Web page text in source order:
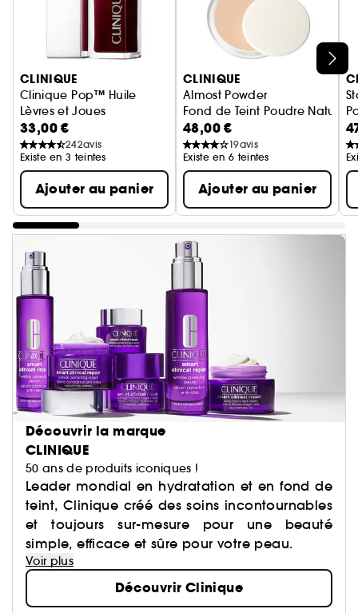
Ignorer le carrousel produits
CLINIQUE
Clinique Pop™ Huile
Lèvres et Joues
Huile pour Lèvres et Joues
33,00 €
242avis
Existe en 3 teintes
Ajouter au panier
CLINIQUE
Almost Powder
Fond de Teint Poudre Naturel
48,00 €
19avis
Existe en 6 teintes
Ajouter au panier
Découvrir la marque
CLINIQUE
50 ans de produits iconiques !
Leader mondial en hydratation et en fond de
teint, Clinique créé des soins incontournables
et toujours sur-mesure pour une beauté
simple, efficace et sûre pour votre peau.
Voir plus
Découvrir Clinique